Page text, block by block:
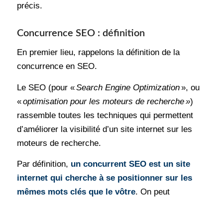
précis.
Concurrence SEO : définition
En premier lieu, rappelons la définition de la
concurrence en SEO.
Le SEO (pour «Search Engine Optimization», ou
«optimisation pour les moteurs de recherche »)
rassemble toutes les techniques qui permettent
d’améliorer la visibilité d’un site internet sur les
moteurs de recherche.
Par définition, un concurrent SEO est un site
internet qui cherche à se positionner sur les
mêmes mots clés que le vôtre. On peut